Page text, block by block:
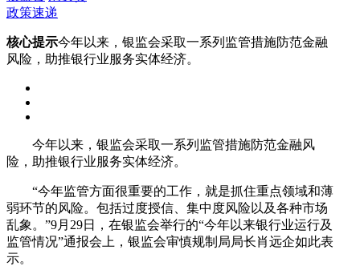
政策速递
核心提示今年以来，银监会采取一系列监管措施防范金融
风险，助推银行业服务实体经济。
今年以来，银监会采取一系列监管措施防范金融风
险，助推银行业服务实体经济。
“今年监管方面很重要的工作，就是抓住重点领域和薄
弱环节的风险。包括过度授信、集中度风险以及各种市场
乱象。”9月29日，在银监会举行的“今年以来银行业运行及
监管情况”通报会上，银监会审慎规制局局长肖远企如此表
示。